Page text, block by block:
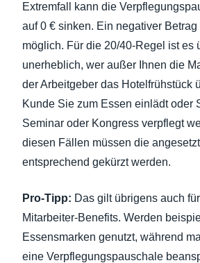
Extremfall kann die
auf 0 € sinken. Ein negativer
möglich. Für die 20/40-Regel ist es
unerheblich, wer außer Ihnen die
der Arbeitgeber das Hotelfrühstück
Kunde Sie zum Essen einlädt oder
Seminar oder Kongress verpflegt
diesen Fällen müssen die
entsprechend gekürzt werden.
Pro-Tipp: Das gilt übrigens auch
Mitarbeiter-Benefits. Werden
Essensmarken genutzt, während
eine Verpflegungspauschale